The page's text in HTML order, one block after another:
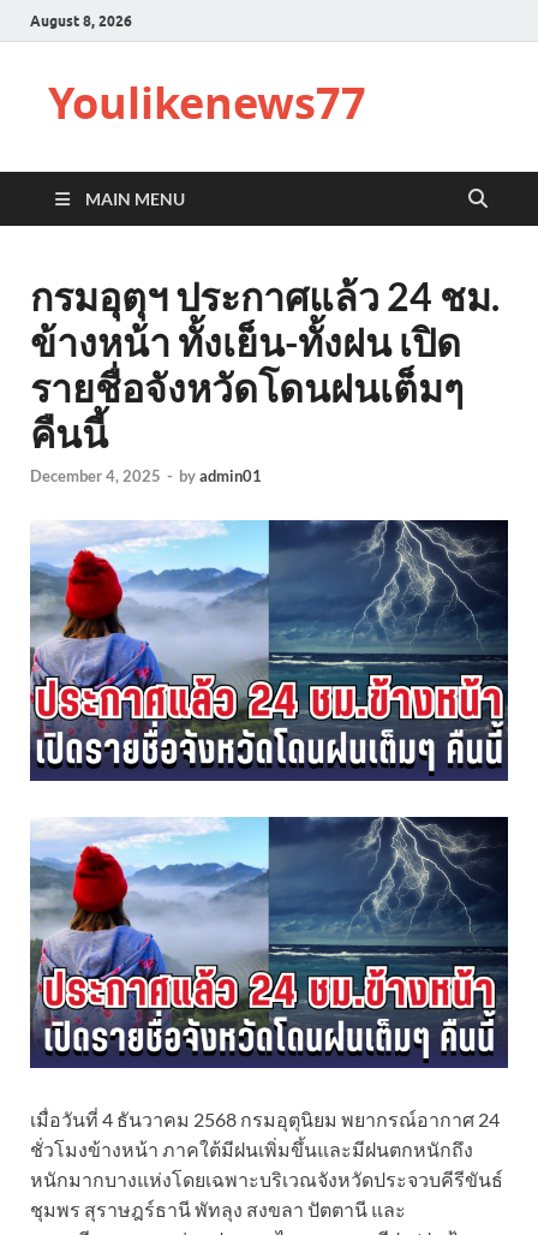
August 8, 2026
Youlikenews77
MAIN MENU
กรมอุตุฯ ประกาศแล้ว 24 ชม.
ข้างหน้า ทั้งเย็น-ทั้งฝน เปิด
รายชื่อจังหวัดโดนฝนเต็มๆ
คืนนี้
December 4, 2025 - byadmin01
เมื่อวันที่ 4 ธันวาคม 2568 กรมอุตุนิยม พยากรณ์อากาศ 24
ชั่วโมงข้างหน้า ภาคใต้มีฝนเพิ่มขึ้นและมีฝนตกหนักถึง
หนักมากบางแห่งโดยเฉพาะบริเวณจังหวัดประจวบคีรีขันธ์
ชุมพร สุราษฎร์ธานี พัทลุง สงขลา ปัตตานี และ